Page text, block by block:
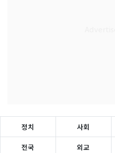
정치 사회
전국 외교